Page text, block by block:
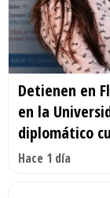
Detienen en
en la
diplomático
Hace 1 día